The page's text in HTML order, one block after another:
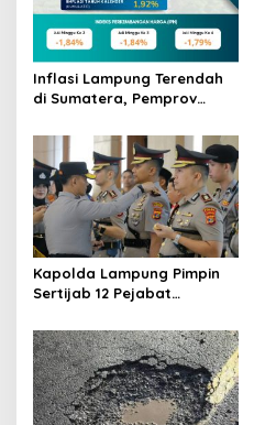
p
o
s
Inflasi Lampung Terendah
di Sumatera, Pemprov
Distribusi Pangan
Kapolda Lampung Pimpin
Sertijab 12 Pejabat
Organisasi dan Pelayanan
Polri Presisi